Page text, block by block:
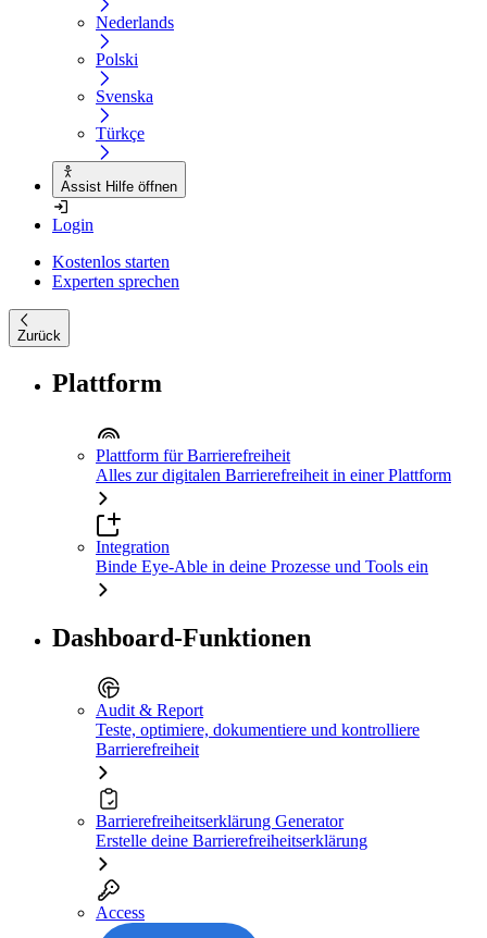
Nederlands
Polski
Svenska
Türkçe
Assist Hilfe öffnen
Login
Kostenlos starten
Experten sprechen
Zurück
Plattform
Plattform für Barrierefreiheit
Alles zur digitalen Barrierefreiheit in einer Plattform
Integration
Binde Eye-Able in deine Prozesse und Tools ein
Dashboard-Funktionen
Audit & Report
Teste, optimiere, dokumentiere und kontrolliere
Barrierefreiheit
Barrierefreiheitserklärung Generator
Erstelle deine Barrierefreiheitserklärung
Access